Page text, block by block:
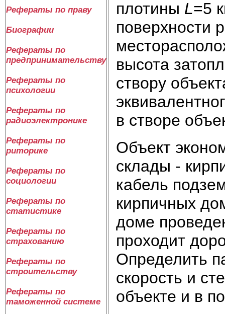
Рефераты по праву
Биографии
Рефераты по
предпринимательству
Рефераты по
психологии
Рефераты по
радиоэлектронике
Рефераты по
риторике
Рефераты по
социологии
Рефераты по
статистике
Рефераты по
страхованию
Рефераты по
строительству
Рефераты по
таможенной системе
плотины L=5
поверхности
высота
створу
в створе
Объект
склады -
кабель
кирпичных
доме
проходит
Определить
скорость и
объекте и в